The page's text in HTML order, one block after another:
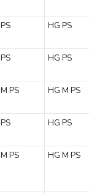
PS HG PS
PS HG PS
M PS HG M PS
PS HG PS
M PS HG M PS